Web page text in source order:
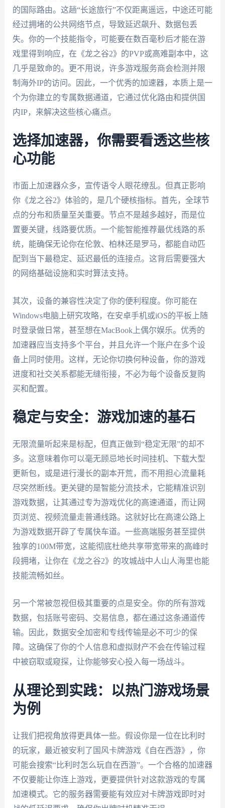
的国际路由。这趟“长途旅行”不仅距离遥远，中途还可能
经过拥堵的公共网络节点，导致延迟飙升、数据包丢
失。你的一个技能指令，可能要在数百毫秒后才能在游
戏里得到响应，在《龙之谷2》的PVP或高难副本中，这
几乎是致命的。更不用说，许多游戏服务商会检测并限
制海外IP的访问。因此，一个优秀的加速器，本质上是一
个为你建立的专属数据通道，它通过优化路由和提供国
内IP，来解决这些核心痛点。
选择加速器，你需要看透这些核
心功能
市面上加速器众多，宣传语令人眼花缭乱。但真正影响
你《龙之谷2》体验的，是几个硬核指标。首先，全球节
点的分布和质量至关重要。节点不是越多越好，而是位
置要关键，线路要优质。一个能智能推荐最优线路的系
统，能确保无论你在伦敦、柏林还是罗马，都能自动匹
配到当下最稳定、延迟最低的连接点。这背后需要强大
的网络基础设施和实时算法支持。
其次，设备的兼容性决定了你的便利程度。你可能在
Windows电脑上研究攻略，在安卓手机或iOS的平板上随
时登录做日常，甚至想在MacBook上偶尔娱乐。优秀的
加速器应当支持多个平台，并且允许一个账户在多个设
备上同时使用。这样，无论你切换何种设备，你的游戏
进度和社交关系都能无缝衔接，不必为每个设备反复购
买和配置。
稳定与安全：游戏加速的基石
无限流量听起来是标配，但真正做到“稳定无限”的却不
多。这意味着你可以毫无顾忌地长时间挂机、下载大型
更新包，或是进行漫长的副本开荒，而不用担心流量耗
尽突然断线。更关键的是智能分流技术，它能精准识别
游戏数据，让其通过专为游戏优化的高速通道，而让网
页浏览、视频流量走普通线路。这就好比在高速公路上
为游戏数据开辟了专属快车道。一些高端服务甚至提供
独享的100M带宽，这能彻底杜绝共享带宽带来的高峰时
段拥堵，让你在《龙之谷2》的攻城战中人山人海里也能
技能流畅如丝。
另一个常被忽视但极其重要的点是安全。你的所有游戏
数据，包括账号密码、交易信息，都在通过这条通道传
输。因此，数据安全加密和专线传输是必不可少的保
障。这确保了你的个人信息和虚拟财产不会在传输过程
中被窃取或窥探，让你能够安心投入每一场战斗。
从理论到实践：以热门游戏场景
为例
让我们把视角放得更具体一些。假设你是一位在比利时
的玩家，最近被安利了国风卡牌游戏《自在西游》，你
可能会搜索“比利时怎么玩自在西游”。一个合格的加速器
不仅要能让你连上游戏，更要提供针对这款游戏的专属
加速模式。它的服务器需要能有效应对卡牌游戏即时对